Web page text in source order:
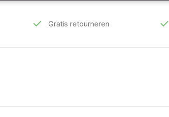
Gratis retourneren